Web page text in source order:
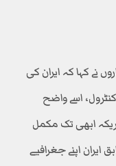
نے کہا کہ ایران کی
اسے واضح
ابھی تک مکمل
ایران اپنے جغرافیے